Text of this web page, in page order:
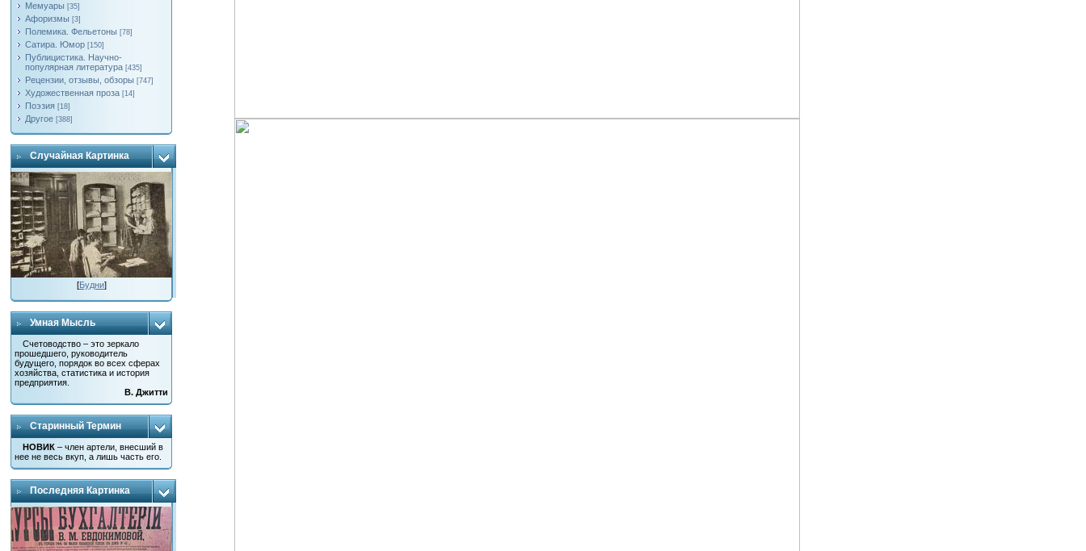
Мемуары [35]
Афоризмы [3]
Полемика. Фельетоны [78]
Сатира. Юмор [150]
Публицистика. Научно-
популярная литература [435]
Рецензии, отзывы, обзоры [747]
Художественная проза [14]
Поэзия [18]
Другое [388]
Случайная Картинка
[Будни]
Умная Мысль
Счетоводство – это зеркало
прошедшего, руководитель
будущего, порядок во всех сферах
хозяйства, статистика и история
предприятия.
В. Джитти
Старинный Термин
НОВИК – член артели, внесший в
нее не весь вкуп, а лишь часть его.
Последняя Картинка